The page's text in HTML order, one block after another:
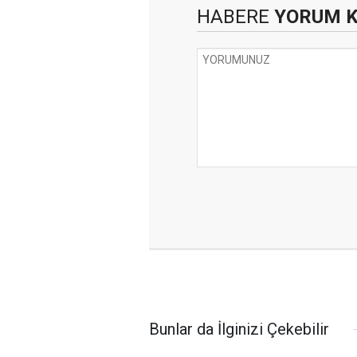
HABERE YORUM
Bunlar da İlginizi Çekebilir